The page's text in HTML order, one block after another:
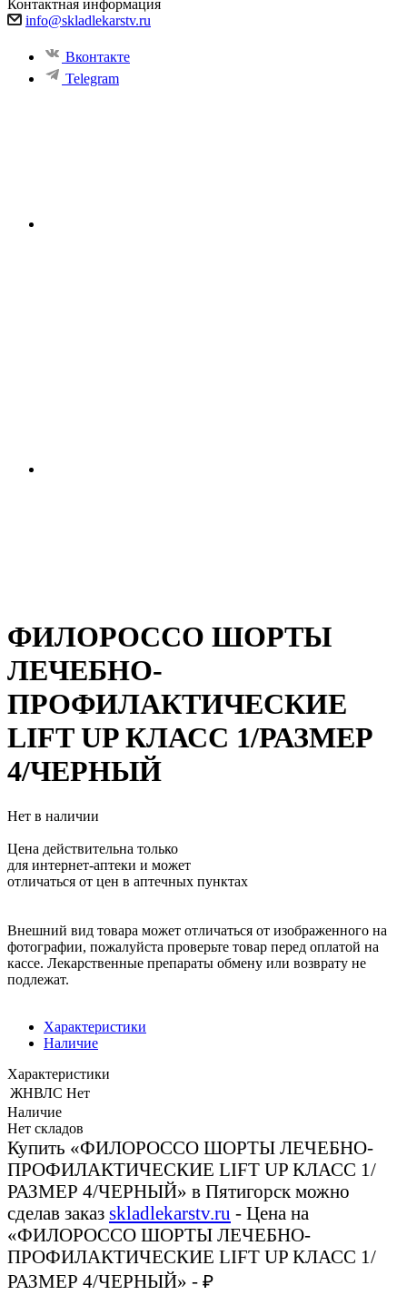
Контактная информация
info@skladlekarstv.ru
Вконтакте
Telegram
ФИЛОРОССО ШОРТЫ
ЛЕЧЕБНО-
ПРОФИЛАКТИЧЕСКИЕ
LIFT UP КЛАСС 1/РАЗМЕР
4/ЧЕРНЫЙ
Нет в наличии
Цена действительна только
для интернет-аптеки и может
отличаться от цен в аптечных пунктах
Внешний вид товара может отличаться от изображенного на
фотографии, пожалуйста проверьте товар перед оплатой на
кассе. Лекарственные препараты обмену или возврату не
подлежат.
Характеристики
Наличие
Характеристики
ЖНВЛС Нет
Наличие
Нет складов
Купить «ФИЛОРОССО ШОРТЫ ЛЕЧЕБНО-
ПРОФИЛАКТИЧЕСКИЕ LIFT UP КЛАСС 1/
РАЗМЕР 4/ЧЕРНЫЙ» в Пятигорск можно
сделав заказ skladlekarstv.ru - Цена на
«ФИЛОРОССО ШОРТЫ ЛЕЧЕБНО-
ПРОФИЛАКТИЧЕСКИЕ LIFT UP КЛАСС 1/
РАЗМЕР 4/ЧЕРНЫЙ» - ₽